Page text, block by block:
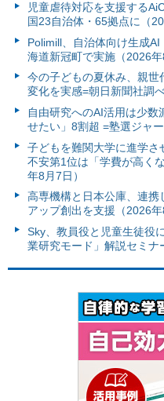
児童虐待対応を支援する
国23自治体・65拠点に（
Polimill、自治体向け生成
海道新冠町で実施（2026年
今の子どもの夏休み、親
変化を実感=朝日新聞社調
自由研究へのAI活用は少
せたい」8割超 =塾選ジャ
子どもを難関大学に進学
不安第1位は「学費が高く
年8月7日）
高専機構と日本公庫、連携
アップ創出を支援（2026年
Sky、教員役と児童生徒役
業研究モード」解説セミナ